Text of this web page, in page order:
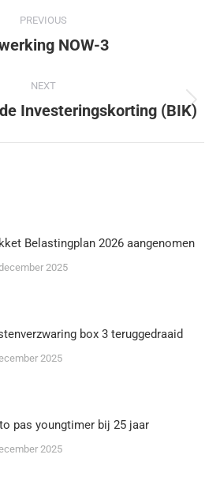
PREVIOUS
NOW-3
NEXT
Investeringskorting (BIK)
Belastingplan 2026 aangenomen
2025
box 3 teruggedraaid
2025
pas youngtimer bij 25 jaar
2025